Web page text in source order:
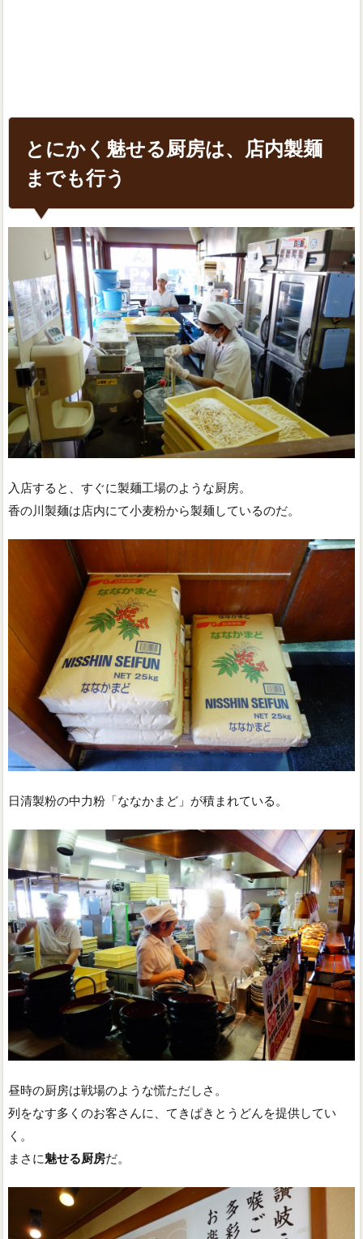
とにかく魅せる厨房は、店内製麺
までも行う
入店すると、すぐに製麺工場のような厨房。
香の川製麺は店内にて小麦粉から製麺しているのだ。
日清製粉の中力粉「ななかまど」が積まれている。
昼時の厨房は戦場のような慌ただしさ。
列をなす多くのお客さんに、てきぱきとうどんを提供してい
く。
まさに魅せる厨房だ。